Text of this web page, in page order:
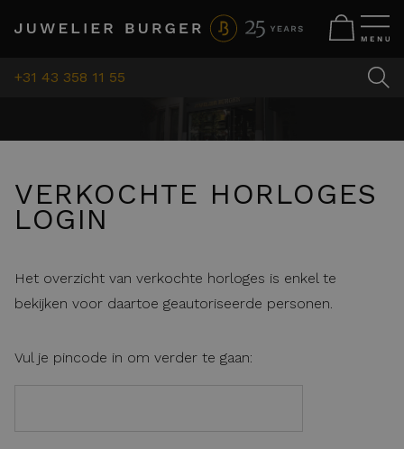
+31 43 358 11 55
VERKOCHTE HORLOGES
LOGIN
Het overzicht van verkochte horloges is enkel te
bekijken voor daartoe geautoriseerde personen.
Vul je pincode in om verder te gaan: